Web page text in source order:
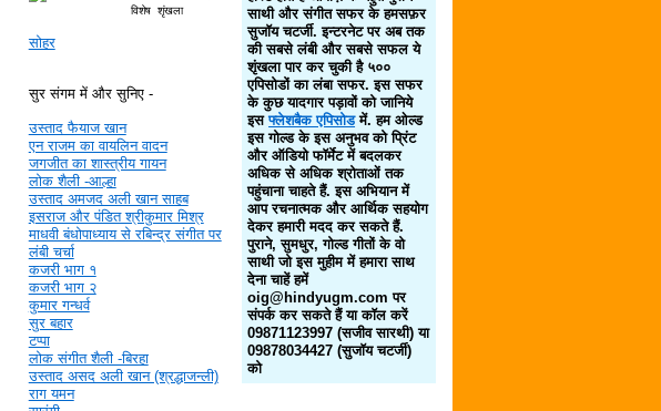
विशेष शृंखला
सोहर
सुर संगम में और सुनिए -
उस्ताद फैयाज खान
एन राजम का वायलिन वादन
जगजीत का शास्त्रीय गायन
लोक शैली -आल्हा
उस्ताद अमजद अली खान साहब
इसराज और पंडित श्रीकुमार मिश्र
माधवी बंधोपाध्याय से रबिन्द्र संगीत पर
लंबी चर्चा
कजरी भाग १
कजरी भाग २
कुमार गन्धर्व
सुर बहार
टप्पा
लोक संगीत शैली -बिरहा
उस्ताद असद अली खान (श्रद्धाजन्ली)
राग यमन
साथी और संगीत सफर के हमसफ़र
सुजॉय चटर्जी. इन्टरनेट पर अब तक
की सबसे लंबी और सबसे सफल ये
शृंखला पार कर चुकी है ५००
एपिसोडों का लंबा सफर. इस सफर
के कुछ यादगार पड़ावों को जानिये
इसफ्लेशबैक एपिसोडमें. हम ओल्ड
इस गोल्ड के इस अनुभव को प्रिंट
और ऑडियो फॉर्मेट में बदलकर
अधिक से अधिक श्रोताओं तक
पहुंचाना चाहते हैं. इस अभियान में
आप रचनात्मक और आर्थिक सहयोग
देकर हमारी मदद कर सकते हैं.
पुराने, सुमधुर, गोल्ड गीतों के वो
साथी जो इस मुहीम में हमारा साथ
देना चाहें हमें
oig@hindyugm.com पर
संपर्क कर सकते हैं या कॉल करें
09871123997 (सजीव सारथी) या
09878034427 (सुजॉय चटर्जी)
को